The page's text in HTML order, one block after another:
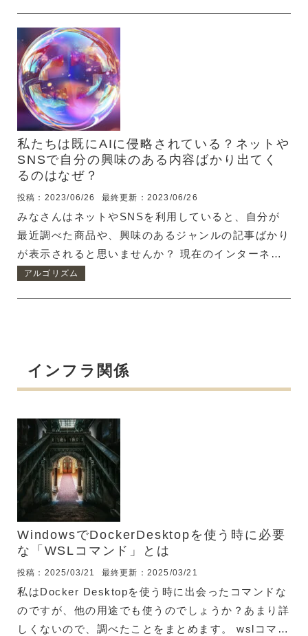
ったんです。今回、それなりの形になったので、ご紹
介します。 フォームの入力チェック（バリデーショ
ン） 今回のサンプルで想定しているformは以下の通
り <form class="v-form" action=""
method="POST" enctype="mu...
私たちは既にAIに侵略されている？ネットや
SNSで自分の興味のある内容ばかり出てく
るのはなぜ？
投稿：2023/06/26 最終更新：2023/06/26
みなさんはネットやSNSを利用していると、自分が
最近調べた商品や、興味のあるジャンルの記事ばかり
が表示されると思いませんか？ 現在のインターネッ
トやSNSには、ユーザーに最適化された記事や広告
好き』として、あなたが車をたくさん検索すれば『乗
あなたの興味カテゴリーに一致する広告が表示される
というわけです。 かつてダ...
アルゴリズム
インフラ関係
WindowsでDockerDesktopを使う時に必要
な「WSLコマンド」とは
投稿：2025/03/21 最終更新：2025/03/21
私はDocker Desktopを使う時に出会ったコマンドな
のですが、他の用途でも使うのでしょうか？あまり詳
しくないので、調べたことをまとめます。 wslコマン